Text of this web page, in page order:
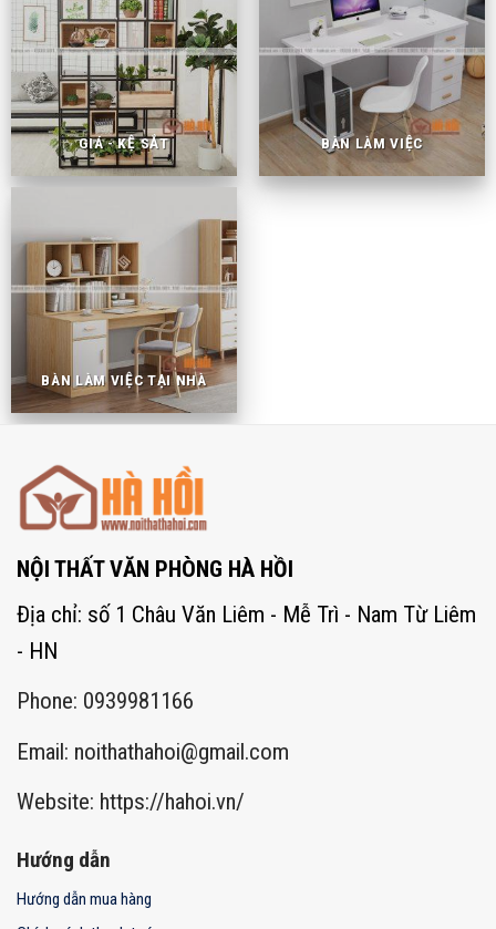
GIÁ - KỆ SẮT BÀN LÀM VIỆC
BÀN LÀM VIỆC TẠI NHÀ
NỘI THẤT VĂN PHÒNG HÀ HỒI
Địa chỉ: số 1 Châu Văn Liêm - Mễ Trì - Nam Từ Liêm
- HN
Phone: 0939981166
Email: noithathahoi@gmail.com
Website: https://hahoi.vn/
Hướng dẫn
Hướng dẫn mua hàng